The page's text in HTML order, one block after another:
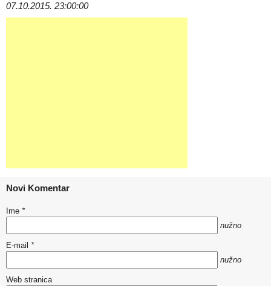
07.10.2015. 23:00:00
Novi Komentar
Ime *
nužno
E-mail *
nužno
Web stranica